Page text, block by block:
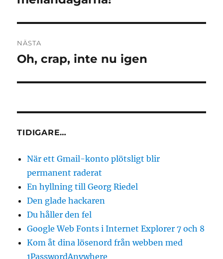
NÄSTA
Nästa
Oh, crap, inte nu igen
TIDIGARE…
När ett Gmail-konto plötsligt blir
permanent raderat
En hyllning till Georg Riedel
Den glade hackaren
Du håller den fel
Google Web Fonts i Internet Explorer 7 och 8
Kom åt dina lösenord från webben med
1PasswordAnywhere